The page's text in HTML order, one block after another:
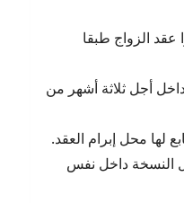
عقد الزواج طبقا
أجل ثلاثة أشهر من
لها محل إبرام العقد.
النسخة داخل نفس